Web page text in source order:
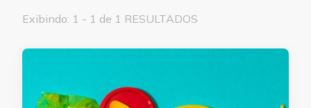
Exibindo: 1 - 1 de 1 RESULTADOS